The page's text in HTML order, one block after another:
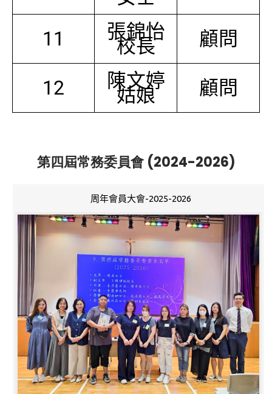
11 張錦怡
校長 顧問
12 陳文婷
姑娘 顧問
第四屆常務委員會 (2024-2026)
周年會員大會-2025-2026